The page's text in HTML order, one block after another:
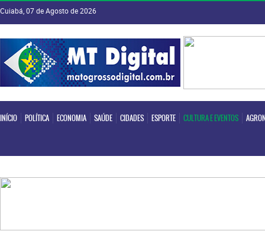
Cuiabá, 07 de Agosto de 2026
INÍCIO POLÍTICA ECONOMIA SAÚDE CIDADES ESPORTE CULTURA E EVENTOS
INÍCIO POLÍTICA ECONOMIA SAÚDE